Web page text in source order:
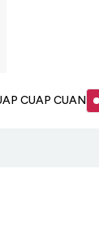
CUAP CUAN